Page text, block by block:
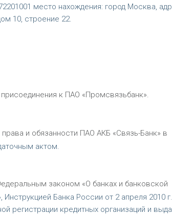
место нахождения: город Москва,
10, строение 22.
к ПАО «Промсвязьбанк».
и обязанности ПАО АКБ «Связь-Банк» в
актом.
законом «О банках и банковской
Банка России от 2 апреля 2010
регистрации кредитных организаций и